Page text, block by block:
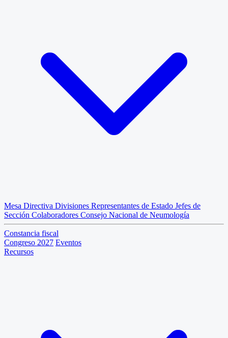
Mesa Directiva Divisiones Representantes de Estado Jefes de
Sección Colaboradores Consejo Nacional de Neumología
Constancia fiscal
Congreso 2027 Eventos
Recursos